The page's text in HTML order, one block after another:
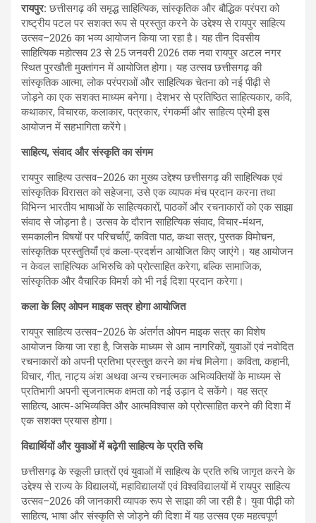
रायपुर: छत्तीसगढ़ की समृद्ध साहित्यिक, सांस्कृतिक और बौद्धिक परंपरा को
राष्ट्रीय पटल पर सशक्त रूप से प्रस्तुत करने के उद्देश्य से रायपुर साहित्य
उत्सव–2026 का भव्य आयोजन किया जा रहा है। यह तीन दिवसीय
साहित्यिक महोत्सव 23 से 25 जनवरी 2026 तक नवा रायपुर अटल नगर
स्थित पुरखौती मुक्तांगन में आयोजित होगा। यह उत्सव छत्तीसगढ़ की
सांस्कृतिक आत्मा, लोक परंपराओं और साहित्यिक चेतना को नई पीढ़ी से
जोड़ने का एक सशक्त माध्यम बनेगा। देशभर से प्रतिष्ठित साहित्यकार, कवि,
कथाकार, विचारक, कलाकार, पत्रकार, रंगकर्मी और साहित्य प्रेमी इस
आयोजन में सहभागिता करेंगे।
साहित्य, संवाद और संस्कृति का संगम
रायपुर साहित्य उत्सव–2026 का मुख्य उद्देश्य छत्तीसगढ़ की साहित्यिक एवं
सांस्कृतिक विरासत को सहेजना, उसे एक व्यापक मंच प्रदान करना तथा
विभिन्न भारतीय भाषाओं के साहित्यकारों, पाठकों और रचनाकारों को एक साझा
संवाद से जोड़ना है। उत्सव के दौरान साहित्यिक संवाद, विचार-मंथन,
समकालीन विषयों पर परिचर्चाएँ, कविता पाठ, कथा सत्र, पुस्तक विमोचन,
सांस्कृतिक प्रस्तुतियाँ एवं कला-प्रदर्शन आयोजित किए जाएंगे। यह आयोजन
न केवल साहित्यिक अभिरुचि को प्रोत्साहित करेगा, बल्कि सामाजिक,
सांस्कृतिक और वैचारिक विमर्श को भी नई दिशा प्रदान करेगा।
कला के लिए ओपन माइक सत्र होगा आयोजित
रायपुर साहित्य उत्सव–2026 के अंतर्गत ओपन माइक सत्र का विशेष
आयोजन किया जा रहा है, जिसके माध्यम से आम नागरिकों, युवाओं एवं नवोदित
रचनाकारों को अपनी प्रतिभा प्रस्तुत करने का मंच मिलेगा। कविता, कहानी,
विचार, गीत, नाट्य अंश अथवा अन्य रचनात्मक अभिव्यक्तियों के माध्यम से
प्रतिभागी अपनी सृजनात्मक क्षमता को नई उड़ान दे सकेंगे। यह सत्र
साहित्य, आत्म-अभिव्यक्ति और आत्मविश्वास को प्रोत्साहित करने की दिशा में
एक सशक्त प्रयास होगा।
विद्यार्थियों और युवाओं में बढ़ेगी साहित्य के प्रति रुचि
छत्तीसगढ़ के स्कूली छात्रों एवं युवाओं में साहित्य के प्रति रुचि जागृत करने के
उद्देश्य से राज्य के विद्यालयों, महाविद्यालयों एवं विश्वविद्यालयों में रायपुर साहित्य
उत्सव–2026 की जानकारी व्यापक रूप से साझा की जा रही है। युवा पीढ़ी को
साहित्य, भाषा और संस्कृति से जोड़ने की दिशा में यह उत्सव एक महत्वपूर्ण